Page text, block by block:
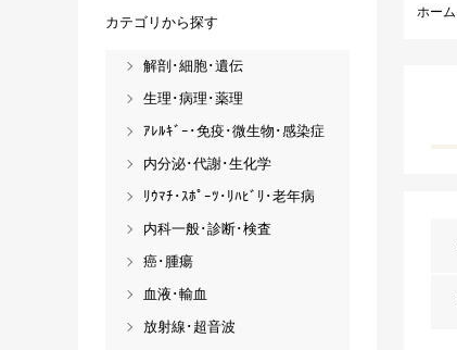
ホーム
カテゴリから探す
解剖･細胞･遺伝
生理･病理･薬理
ｱﾚﾙｷﾞｰ･免疫･微生物･感染症
内分泌･代謝･生化学
ﾘｳﾏﾁ･ｽﾎﾟｰﾂ･ﾘﾊﾋﾞﾘ･老年病
内科一般･診断･検査
癌･腫瘍
血液･輸血
放射線･超音波